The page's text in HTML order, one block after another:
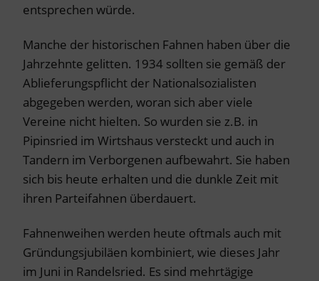
entsprechen würde.
Manche der historischen Fahnen haben über die
Jahrzehnte gelitten. 1934 sollten sie gemäß der
Ablieferungspflicht der Nationalsozialisten
abgegeben werden, woran sich aber viele
Vereine nicht hielten. So wurden sie z.B. in
Pipinsried im Wirtshaus versteckt und auch in
Tandern im Verborgenen aufbewahrt. Sie haben
sich bis heute erhalten und die dunkle Zeit mit
ihren Parteifahnen überdauert.
Fahnenweihen werden heute oftmals auch mit
Gründungsjubiläen kombiniert, wie dieses Jahr
im Juni in Randelsried. Es sind mehrtägige